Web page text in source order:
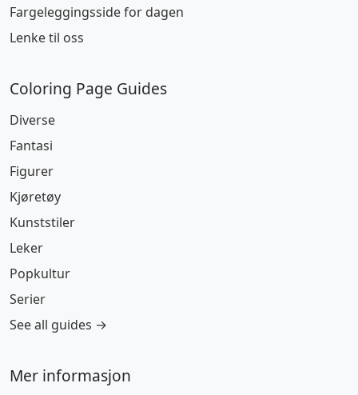
Fargeleggingsside for dagen
Lenke til oss
Coloring Page Guides
Diverse
Fantasi
Figurer
Kjøretøy
Kunststiler
Leker
Popkultur
Serier
See all guides →
Mer informasjon